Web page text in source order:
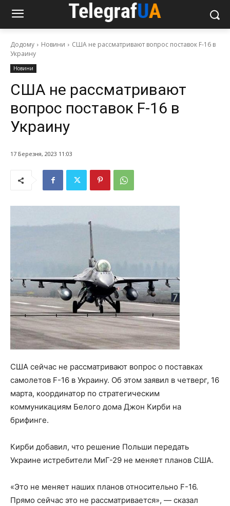
Додому Новини
США не рассматривают вопрос поставок F-16 в
Украину
Новини
США не рассматривают
вопрос поставок F-16 в
Украину
17 Березня, 2023 11:03
США сейчас не рассматривают вопрос о поставках
самолетов F-16 в Украину. Об этом заявил в четверг, 16
марта, координатор по стратегическим
коммуникациям Белого дома Джон Кирби на
брифинге.
Кирби добавил, что решение Польши передать
Украине истребители МиГ-29 не меняет планов США.
«Это не меняет наших планов относительно F-16.
Прямо сейчас это не рассматривается», — сказал